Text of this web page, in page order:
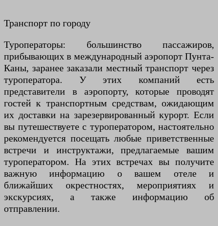
Транспорт по городу
Туроператоры: большинство пассажиров,
прибывающих в международный аэропорт Пунта-
Каны, заранее заказали местный транспорт через
туроператора. У этих компаний есть
представители в аэропорту, которые проводят
гостей к транспортным средствам, ожидающим
их доставки на зарезервированный курорт. Если
вы путешествуете с туроператором, настоятельно
рекомендуется посещать любые приветственные
встречи и инструктажи, предлагаемые вашим
туроператором. На этих встречах вы получите
важную информацию о вашем отеле и
ближайших окрестностях, мероприятиях и
экскурсиях, а также информацию об
отправлении.